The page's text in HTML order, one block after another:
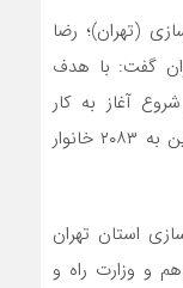
(تهران)؛ رضا
گفت: با هدف
آغاز به کار
دولت تا پایان سال ۱۴۰۳ ، ۹۴۹ قطعه زمین به ۲۰۸۳ خانوار
استان تهران
و وزارت راه و